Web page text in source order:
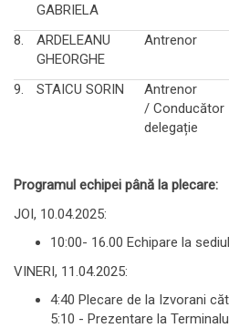
GABRIELA
8.
ARDELEANU
GHEORGHE
Antrenor
9. STAICU SORIN
Antrenor
/ Conducător
delegație
Programul echipei până la plecare:
JOI, 10.04.2025:
10:00- 16.00 Echipare la
VINERI, 11.04.2025:
4:40 Plecare de la Izvorani
5:10 - Prezentare la